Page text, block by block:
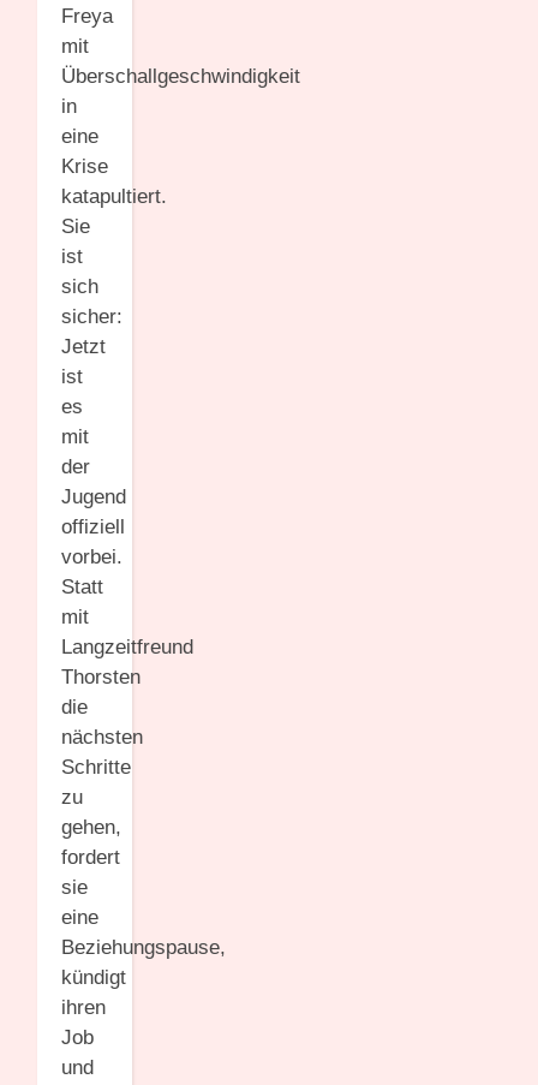
Freya
mit
Überschallgeschwindigkeit
in
eine
Krise
katapultiert.
Sie
ist
sich
sicher:
Jetzt
ist
es
mit
der
Jugend
offiziell
vorbei.
Statt
mit
Langzeitfreund
Thorsten
die
nächsten
Schritte
zu
gehen,
fordert
sie
eine
Beziehungspause,
kündigt
ihren
Job
und